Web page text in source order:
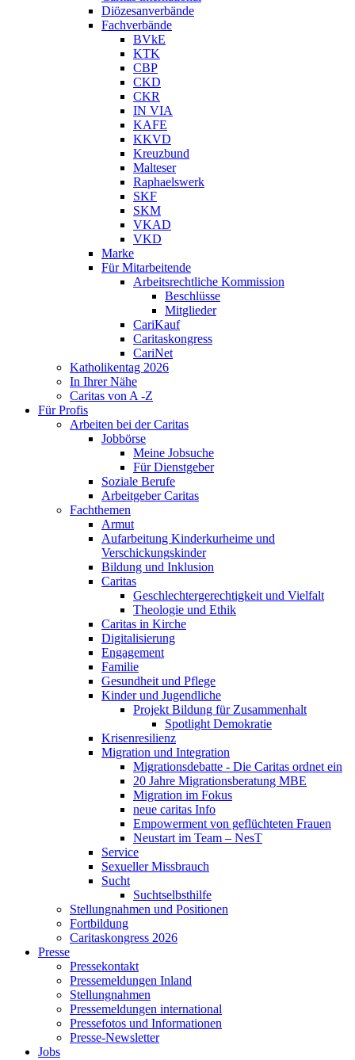
Diözesanverbände
Fachverbände
BVkE
KTK
CBP
CKD
CKR
IN VIA
KAFE
KKVD
Kreuzbund
Malteser
Raphaelswerk
SKF
SKM
VKAD
VKD
Marke
Für Mitarbeitende
Arbeitsrechtliche Kommission
Beschlüsse
Mitglieder
CariKauf
Caritaskongress
CariNet
Katholikentag 2026
In Ihrer Nähe
Caritas von A -Z
Für Profis
Arbeiten bei der Caritas
Jobbörse
Meine Jobsuche
Für Dienstgeber
Soziale Berufe
Arbeitgeber Caritas
Fachthemen
Armut
Aufarbeitung Kinderkurheime und
Verschickungskinder
Bildung und Inklusion
Caritas
Geschlechtergerechtigkeit und Vielfalt
Theologie und Ethik
Caritas in Kirche
Digitalisierung
Engagement
Familie
Gesundheit und Pflege
Kinder und Jugendliche
Projekt Bildung für Zusammenhalt
Spotlight Demokratie
Krisenresilienz
Migration und Integration
Migrationsdebatte - Die Caritas ordnet ein
20 Jahre Migrationsberatung MBE
Migration im Fokus
neue caritas Info
Empowerment von geflüchteten Frauen
Neustart im Team – NesT
Service
Sexueller Missbrauch
Sucht
Suchtselbsthilfe
Stellungnahmen und Positionen
Fortbildung
Caritaskongress 2026
Presse
Pressekontakt
Pressemeldungen Inland
Stellungnahmen
Pressemeldungen international
Pressefotos und Informationen
Presse-Newsletter
Jobs